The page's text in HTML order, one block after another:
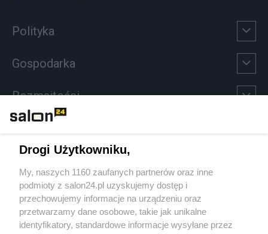
Polityka
Gospodarka
Rozmaitości
Sport
Społeczeństwo
Kultura
Drogi Użytkowniku,
My, naszych 1160 zaufanych partnerów oraz inne
podmioty z salon24.pl uzyskujemy dostęp i
przechowujemy informacje na urządzeniu oraz
przetwarzamy dane osobowe, takie jak unikalne
identyfikatory, standardowe informacje wysyłane przez